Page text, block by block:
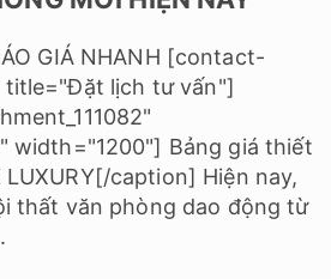
GIÁ NHANH [contact-
title="Đặt lịch tư vấn"]
width="1200"] Bảng giá thiết
caption] Hiện nay,
thất văn phòng dao động từ